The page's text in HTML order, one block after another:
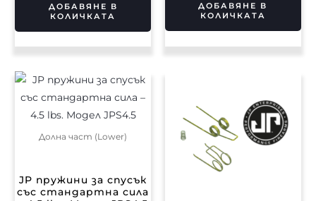
ДОБАВЯНЕ В
КОЛИЧКАТА
ДОБАВЯНЕ В
КОЛИЧКАТА
Долна част (Lower)
JP пружини за спусък
със стандартна сила